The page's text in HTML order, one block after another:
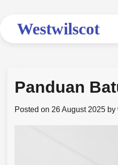
contentWestwilscot
Panduan
Posted on 26 August 2025 by